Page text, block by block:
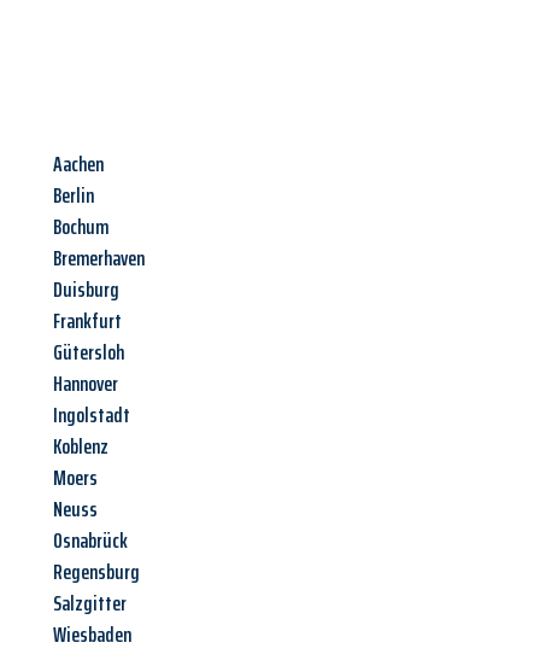
Aachen
Berlin
Bochum
Bremerhaven
Duisburg
Frankfurt
Gütersloh
Hannover
Ingolstadt
Koblenz
Moers
Neuss
Osnabrück
Regensburg
Salzgitter
Wiesbaden